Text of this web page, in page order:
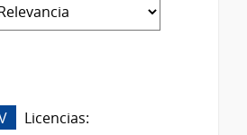
Licencias: